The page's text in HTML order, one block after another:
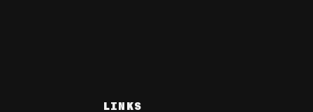
LINKS